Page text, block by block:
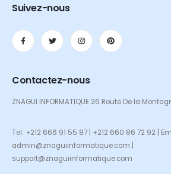
Suivez-nous
Contactez-nous
ZNAGUI INFORMATIQUE 26 Route De la
Tel: +212 666 91 55 87 | +212 660 86 72 92 |
admin@znaguiinformatique.com |
support@znaguiinformatique.com